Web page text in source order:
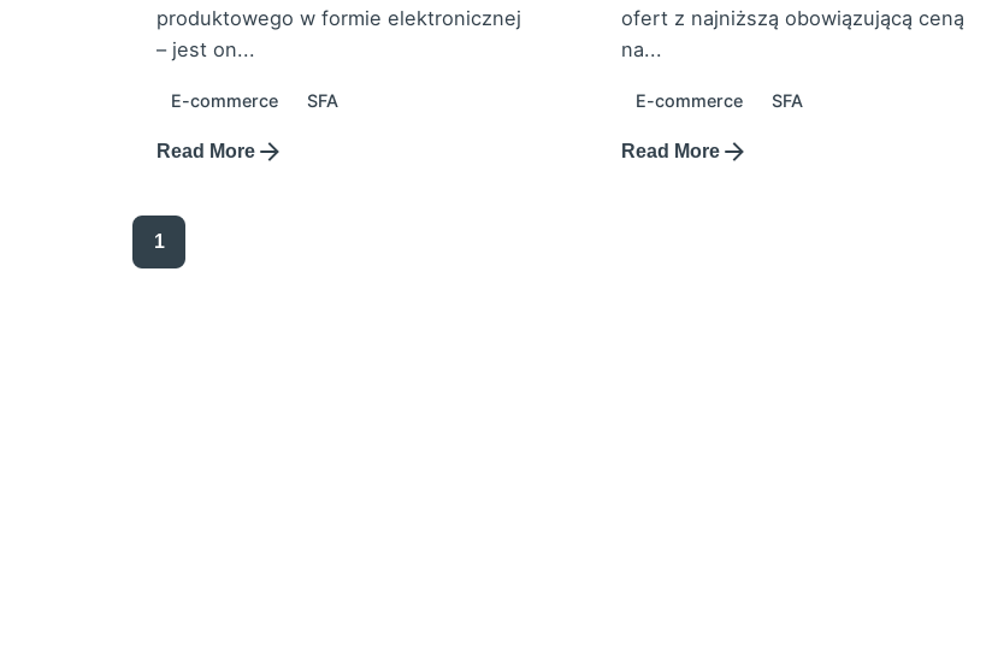
produktowego w formie elektronicznej
– jest on...
E-commerce SFA
Read More
ofert z najniższą obowiązującą ceną
na...
E-commerce SFA
Read More
1